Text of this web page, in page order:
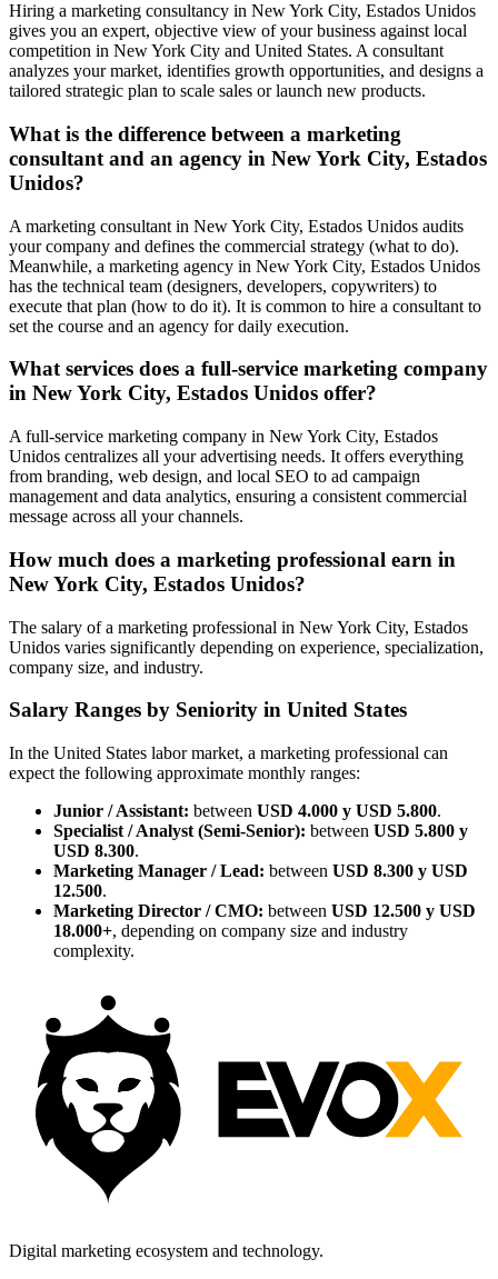
Hiring a marketing consultancy in New York City, Estados Unidos
gives you an expert, objective view of your business against local
competition in New York City and United States. A consultant
analyzes your market, identifies growth opportunities, and designs a
tailored strategic plan to scale sales or launch new products.
What is the difference between a marketing
consultant and an agency in New York City, Estados
Unidos?
A marketing consultant in New York City, Estados Unidos audits
your company and defines the commercial strategy (what to do).
Meanwhile, a marketing agency in New York City, Estados Unidos
has the technical team (designers, developers, copywriters) to
execute that plan (how to do it). It is common to hire a consultant to
set the course and an agency for daily execution.
What services does a full-service marketing company
in New York City, Estados Unidos offer?
A full-service marketing company in New York City, Estados
Unidos centralizes all your advertising needs. It offers everything
from branding, web design, and local SEO to ad campaign
management and data analytics, ensuring a consistent commercial
message across all your channels.
How much does a marketing professional earn in
New York City, Estados Unidos?
The salary of a marketing professional in New York City, Estados
Unidos varies significantly depending on experience, specialization,
company size, and industry.
Salary Ranges by Seniority in United States
In the United States labor market, a marketing professional can
expect the following approximate monthly ranges:
Junior / Assistant: between USD 4.000 y USD 5.800.
Specialist / Analyst (Semi-Senior): between USD 5.800 y
USD 8.300.
Marketing Manager / Lead: between USD 8.300 y USD
12.500.
Marketing Director / CMO: between USD 12.500 y USD
18.000+, depending on company size and industry
complexity.
Digital marketing ecosystem and technology.